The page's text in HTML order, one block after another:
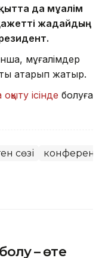
да мұғалім
жағдайдың
мұғалімдер
атқарып жатыр.
ісінде болуға
сөзі
– өте